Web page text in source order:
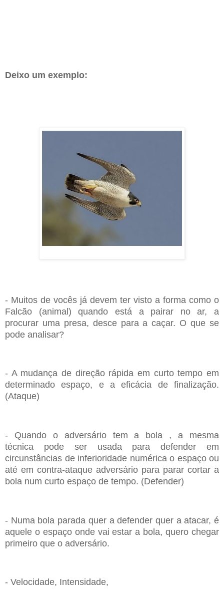
Deixo um exemplo:
- Muitos de vocês já devem ter visto a forma como o
Falcão (animal) quando
está a pairar no ar, a
procurar uma presa, desce para a caçar. O que se
pode analisar?
- A mudança de direção rápida em curto tempo em
determinado espaço, e a
eficácia de finalização.
(Ataque)
- Quando o adversário tem a bola , a mesma
técnica pode ser usada para
defender em
circunstâncias de inferioridade numéricao espaço ou
até em contra-ataque adversário para parar cortar a
bola num curto espaço de tempo. (Defender)
- Numa bola parada quer a defender quer a atacar, é
aquele o espaço onde vai estar a bola, quero chegar
primeiro que o adversário.
- Velocidade, Intensidade,